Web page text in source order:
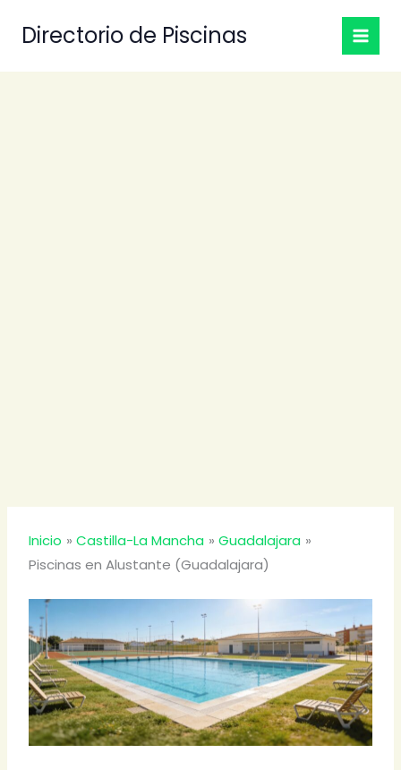
Directorio de Piscinas
Inicio Castilla-La Mancha
Guadalajara
Piscinas en Alustante (Guadalajara)